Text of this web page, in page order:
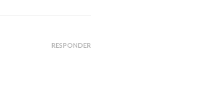
RESPONDER